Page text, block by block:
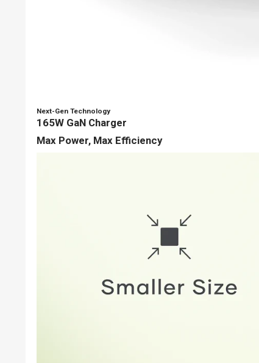
Next-Gen Technology
165W GaN Charger
Max Power, Max Efficiency